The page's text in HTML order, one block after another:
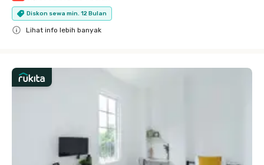
Diskon sewa min. 12 Bulan
Lihat info lebih banyak